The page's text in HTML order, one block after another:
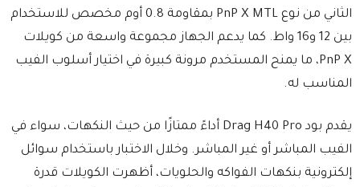
الثاني من نوع PnP X MTL بمقاومة 0.8 أوم مخصص للاستخدام
بين 12 و16 واط. كما يدعم الجهاز مجموعة واسعة من كويلات
PnP X، ما يمنح المستخدم مرونة كبيرة في اختيار أسلوب الفيب
المناسب له.
يقدم بود Drag H40 Pro أداءً ممتازًا من حيث النكهات، سواء في
الفيب المباشر أو غير المباشر. وخلال الاختبار باستخدام سوائل
إلكترونية بنكهات الفواكه والحلويات، أظهرت الكويلات قدرة